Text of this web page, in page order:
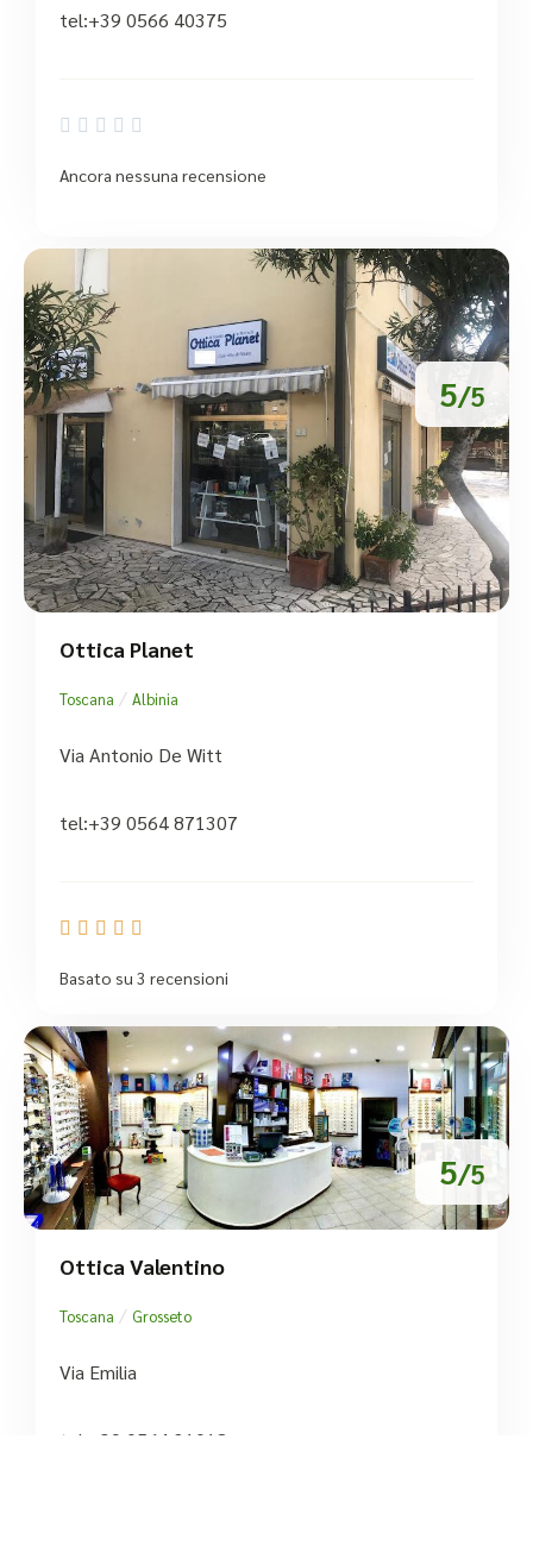
tel:+39 0566 40375
    
Ancora nessuna recensione
5/5
Ottica Planet
Toscana / Albinia
Via Antonio De Witt
tel:+39 0564 871307
    
Basato su 3 recensioni
5/5
Ottica Valentino
Toscana / Grosseto
Via Emilia
tel:+39 0564 21018